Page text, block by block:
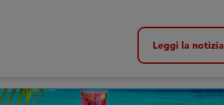
Leggi la notizia